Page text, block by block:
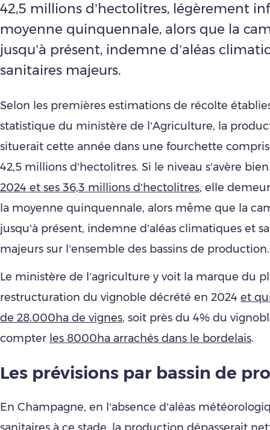
42,5 millions d’hectolitres, légèrement
moyenne quinquennale, alors que la
jusqu’à présent, indemne d’aléas
sanitaires majeurs.
Selon les premières estimations de récolte
statistique du ministère de l’Agriculture, la
situerait cette année dans une fourchette
42,5 millions d’hectolitres. Si le niveau s’avère
2024 et ses 36,3 millions d’hectolitres, elle
la moyenne quinquennale, alors même que la
jusqu’à présent, indemne d’aléas climatiques et
majeurs sur l’ensemble des bassins de production.
Le ministère de l’agriculture y voit la marque du
restructuration du vignoble décrété en 2024 et
de 28.000ha de vignes, soit près du 4% du
compter les 8000ha arrachés dans le bordelais.
Les prévisions par bassin de
En Champagne, en l’absence d’aléas